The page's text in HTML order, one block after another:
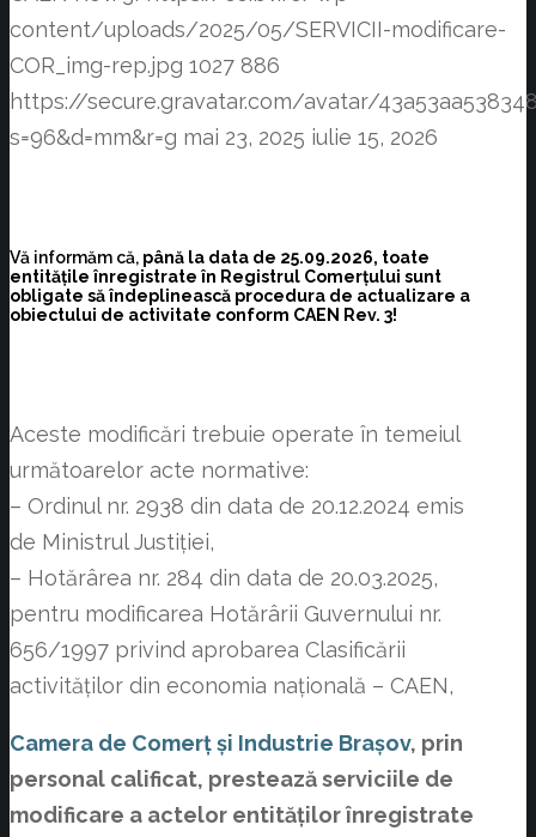
content/uploads/2025/05/SERVICII-modificare-
COR_img-rep.jpg 1027 886
https://secure.gravatar.com/avatar/
s=96&d=mm&r=g mai 23, 2025 iulie 15, 2026
Vă informăm că, până la data de 25.09.2026, toate
entitățile înregistrate în Registrul Comerțului sunt
obligate să îndeplinească procedura de actualizare a
obiectului de activitate conform CAEN Rev. 3!
Aceste modificări trebuie operate în temeiul
următoarelor acte normative:
– Ordinul nr. 2938 din data de 20.12.2024 emis
de Ministrul Justiției,
– Hotărârea nr. 284 din data de 20.03.2025,
pentru modificarea Hotărârii Guvernului nr.
656/1997 privind aprobarea Clasificării
activităţilor din economia naţională – CAEN,
Camera de Comerț și Industrie Brașov, prin
personal calificat, prestează serviciile de
modificare a actelor entităților înregistrate